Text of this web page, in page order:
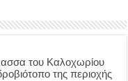
του Καλοχωρίου
της περιοχής